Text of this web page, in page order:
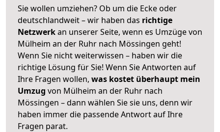
Sie wollen umziehen? Ob um die Ecke oder
deutschlandweit – wir haben das richtige
Netzwerkan unserer Seite, wenn es Umzüge von
Mülheim an der Ruhr nach Mössingen geht!
Wenn Sie nicht weiterwissen – haben wir die
richtige Lösung für Sie! Wenn Sie Antworten auf
Ihre Fragen wollen, was kostet überhaupt mein
Umzug von Mülheim an der Ruhr nach
Mössingen – dann wählen Sie sie uns, denn wir
haben immer die passende Antwort auf Ihre
Fragen parat.